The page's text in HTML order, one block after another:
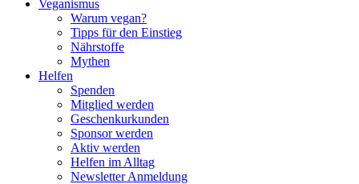
Veganismus
Warum vegan?
Tipps für den Einstieg
Nährstoffe
Mythen
Helfen
Spenden
Mitglied werden
Geschenkurkunden
Sponsor werden
Aktiv werden
Helfen im Alltag
Newsletter Anmeldung